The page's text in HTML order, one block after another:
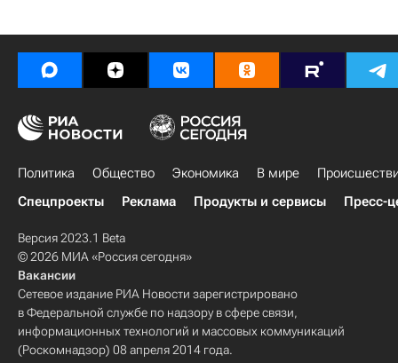
Политика Общество Экономика В мире
Спецпроекты
Реклама Продукты и сервисы Пресс-
Версия 2023.1 Beta
© 2026 МИА «Россия сегодня»
Вакансии
Сетевое издание РИА Новости зарегистрировано
в Федеральной службе по надзору в сфере связи,
информационных технологий и массовых коммуникаций
(Роскомнадзор) 08 апреля 2014 года.